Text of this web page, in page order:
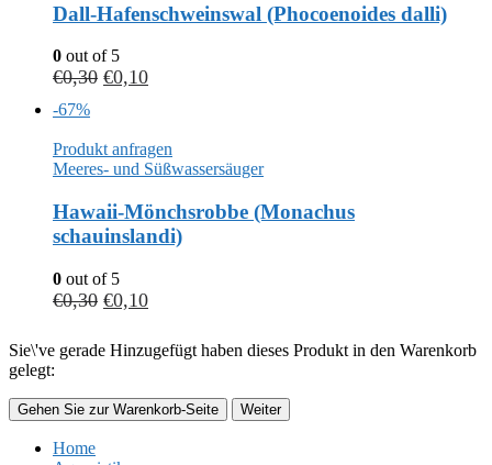
Dall-Hafenschweinswal (Phocoenoides dalli)
0 out of 5
€0,30 €0,10
-67%
Produkt anfragen
Meeres- und Süßwassersäuger
Hawaii-Mönchsrobbe (Monachus
schauinslandi)
0 out of 5
€0,30 €0,10
Sie\'ve gerade Hinzugefügt haben dieses Produkt in den Warenkorb
gelegt:
Gehen Sie zur Warenkorb-Seite Weiter
Home